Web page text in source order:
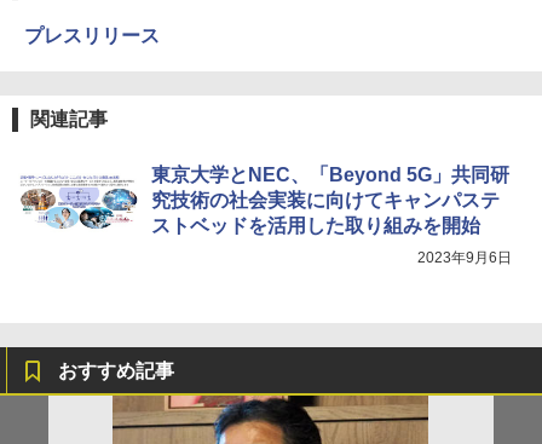
プレスリリース
関連記事
東京大学とNEC、「Beyond 5G」共同研
究技術の社会実装に向けてキャンパステ
ストベッドを活用した取り組みを開始
2023年9月6日
おすすめ記事